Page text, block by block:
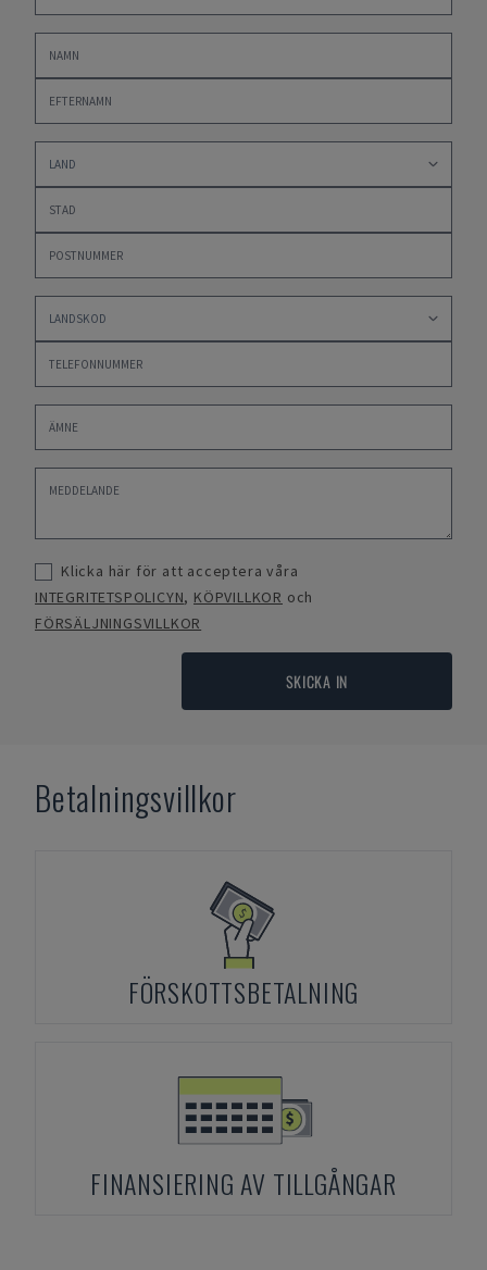
Klicka här för att acceptera våra
INTEGRITETSPOLICYN, KÖPVILLKOR och
FÖRSÄLJNINGSVILLKOR
SKICKA IN
Betalningsvillkor
FÖRSKOTTSBETALNING
FINANSIERING AV TILLGÅNGAR